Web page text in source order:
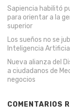
Sapiencia habilitó
para orientar a la
superior
Los sueños no se
Inteligencia
Nueva alianza del
a ciudadanos de
negocios
COMENTARIOS